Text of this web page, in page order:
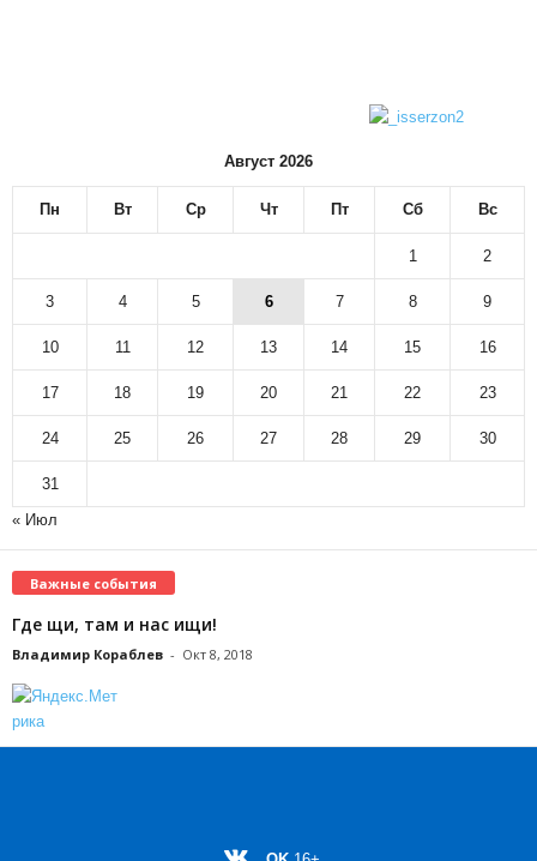
Август 2026
Пн Вт Ср Чт Пт Сб Вс
1 2
3 4 5 6 7 8 9
10 11 12 13 14 15 16
17 18 19 20 21 22 23
24 25 26 27 28 29 30
31
« Июл
Важные события
Где щи, там и нас ищи!
Владимир Кораблев - Окт 8, 2018